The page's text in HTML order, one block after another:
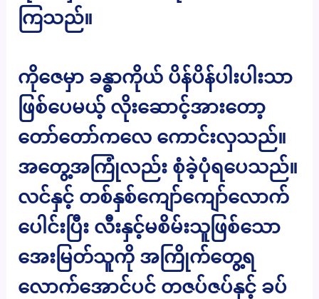
ကြသည်။
ကိုဇေမှာ ခန္ဓာကိုယ် ပိန်ပိန်ပါးပါးသာ
ဖြစ်ပေမယ့် လိုးဆောင့်အားတော့
တော်တော်ကလေ ကောင်းလှသည်။
အတွေ့အကြုံလည်း စုံခဲ့ပုံရပေသည်။
လင်နှင့် တစ်နှစ်ကျော်ကျော်လောက်
ပေါင်းပြီး လီးနှင့်မစိမ်းသူဖြစ်သော
အေးမြတ်သူကို အကြိုက်တွေ့ရ
လောက်အောင်ပင် တဇပ်ဇပ်နှင့် ခပ်